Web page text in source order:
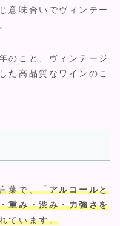
意味合いでヴィンテー
のこと、ヴィンテージ
た高品質なワインのこ
葉で、「アルコールと
重み・渋み・力強さを
ています。